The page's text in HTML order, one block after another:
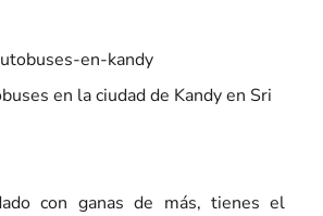
en la ciudad de Kandy en Sri
con ganas de más, tienes el